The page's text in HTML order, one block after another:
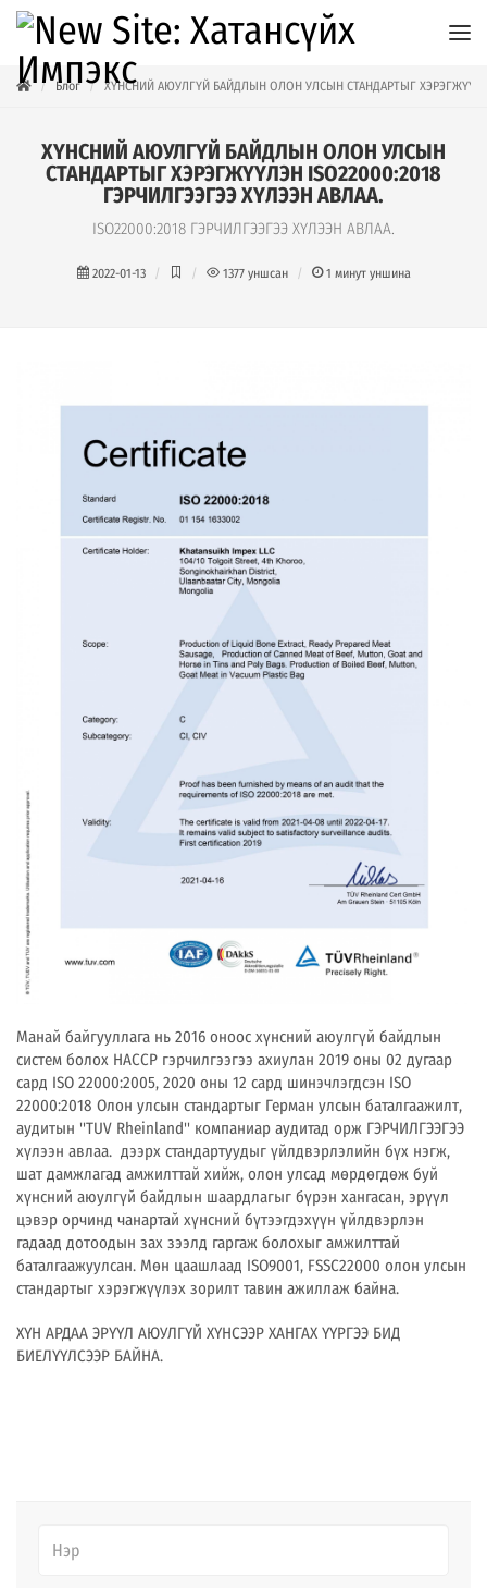
Блог ХҮНСНИЙ АЮУЛГҮЙ БАЙДЛЫН ОЛОН УЛСЫН СТАНДАРТЫГ
ХҮНСНИЙ АЮУЛГҮЙ БАЙДЛЫН ОЛОН УЛСЫН
СТАНДАРТЫГ ХЭРЭГЖҮҮЛЭН ISO22000:2018
ГЭРЧИЛГЭЭГЭЭ ХҮЛЭЭН АВЛАА.
ISO22000:2018 ГЭРЧИЛГЭЭГЭЭ ХҮЛЭЭН АВЛАА.
2022-01-13 1377 уншсан 1 минут уншина
Манай байгууллага нь 2016 оноос хүнсний аюулгүй байдлын
систем болох НАССР гэрчилгээгээ ахиулан 2019 оны 02 дугаар
сард ISO 22000:2005, 2020 оны 12 сард шинэчлэгдсэн ISO
22000:2018 Олон улсын стандартыг Герман улсын баталгаажилт,
аудитын ''TUV Rheinland'' компаниар аудитад орж ГЭРЧИЛГЭЭГЭЭ
хүлээн авлаа. дээрх стандартуудыг үйлдвэрлэлийн бүх нэгж,
шат дамжлагад амжилттай хийж, олон улсад мөрдөгдөж буй
хүнсний аюулгүй байдлын шаардлагыг бүрэн хангасан, эрүүл
цэвэр орчинд чанартай хүнсний бүтээгдэхүүн үйлдвэрлэн
гадаад дотоодын зах зээлд гаргаж болохыг амжилттай
баталгаажуулсан. Мөн цаашлаад ISO9001, FSSC22000 олон улсын
стандартыг хэрэгжүүлэх зорилт тавин ажиллаж байна.
ХҮН АРДАА ЭРҮҮЛ АЮУЛГҮЙ ХҮНСЭЭР ХАНГАХ ҮҮРГЭЭ БИД
БИЕЛҮҮЛСЭЭР БАЙНА.